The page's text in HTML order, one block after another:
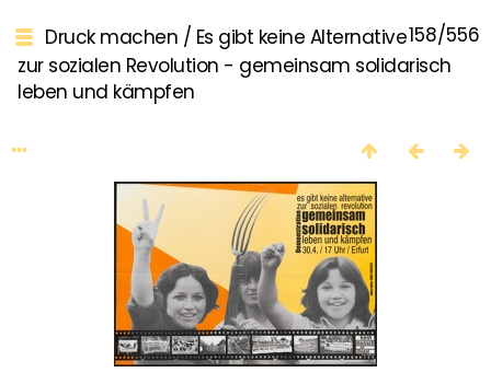
158/556
Druck machen / Es gibt keine Alternative
zur sozialen Revolution - gemeinsam solidarisch
leben und kämpfen